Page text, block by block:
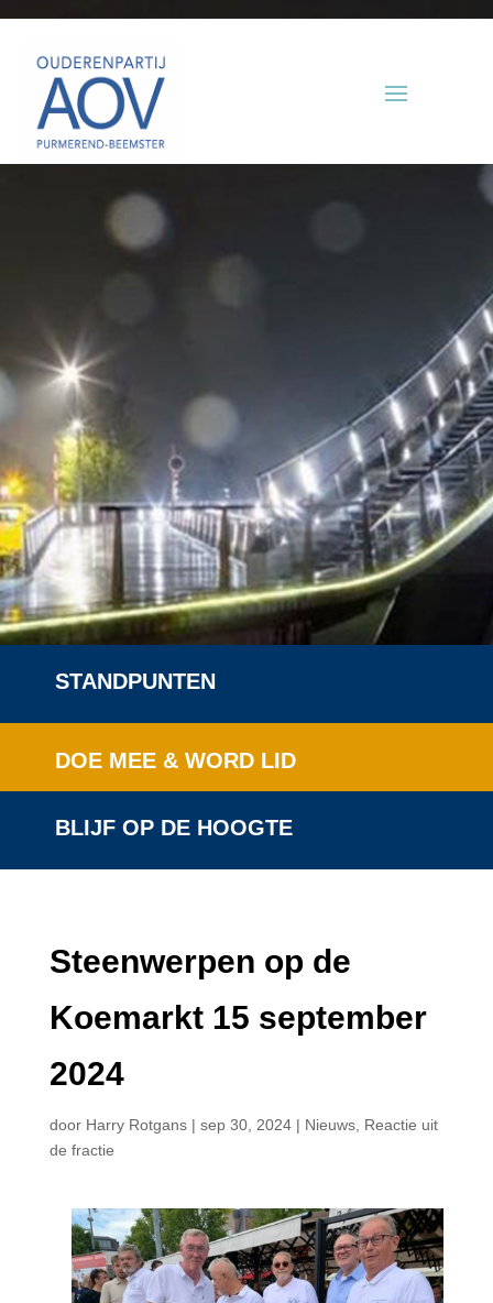
STANDPUNTEN
DOE MEE & WORD LID
BLIJF OP DE HOOGTE
Steenwerpen op de
Koemarkt 15 september
2024
door Harry Rotgans| sep 30, 2024| Nieuws, Reactie uit
de fractie